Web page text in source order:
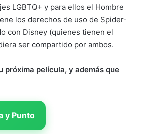
LGBTQ+ y para ellos el Hombre
los derechos de uso de Spider-
con Disney (quienes tienen el
ser compartido por ambos.
próxima película, y además que
y Punto